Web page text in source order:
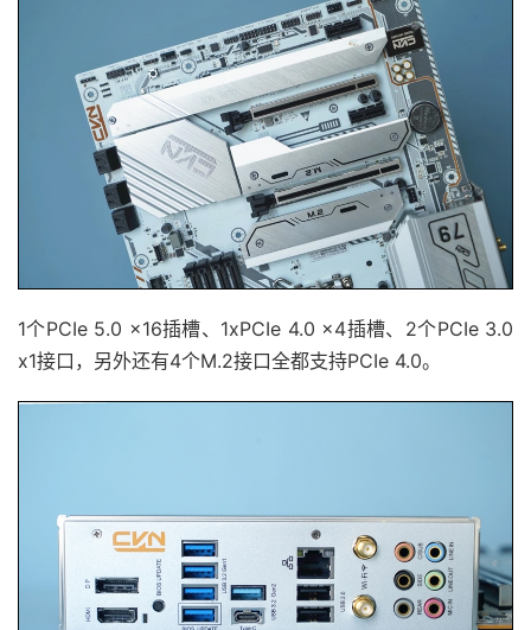
1个PCIe 5.0 x16插槽、1xPCIe 4.0 x4插槽、2个PCIe 3.0
x1接口，另外还有4个M.2接口全都支持PCIe 4.0。